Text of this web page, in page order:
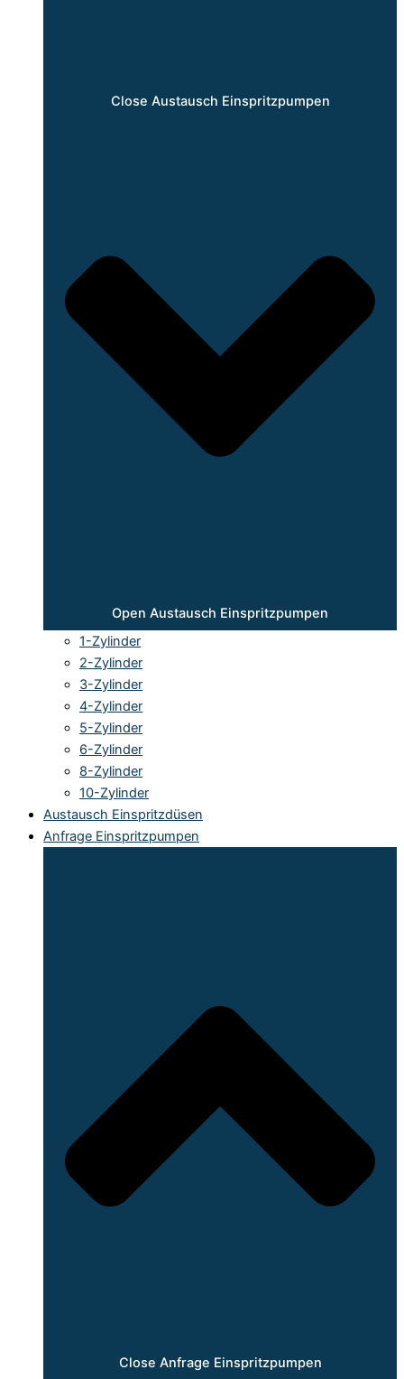
Close Austausch Einspritzpumpen
Open Austausch Einspritzpumpen
1-Zylinder
2-Zylinder
3-Zylinder
4-Zylinder
5-Zylinder
6-Zylinder
8-Zylinder
10-Zylinder
Austausch Einspritzdüsen
Anfrage Einspritzpumpen
Close Anfrage Einspritzpumpen